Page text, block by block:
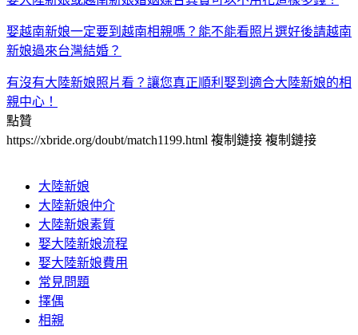
娶越南新娘一定要到越南相親嗎？能不能看照片選好後請越南
新娘過來台灣結婚？
有沒有大陸新娘照片看？讓您真正順利娶到適合大陸新娘的相
親中心！
點贊
https://xbride.org/doubt/match1199.html 複制鏈接 複制鏈接
大陸新娘
大陸新娘仲介
大陸新娘素質
娶大陸新娘流程
娶大陸新娘費用
常見問題
擇偶
相親